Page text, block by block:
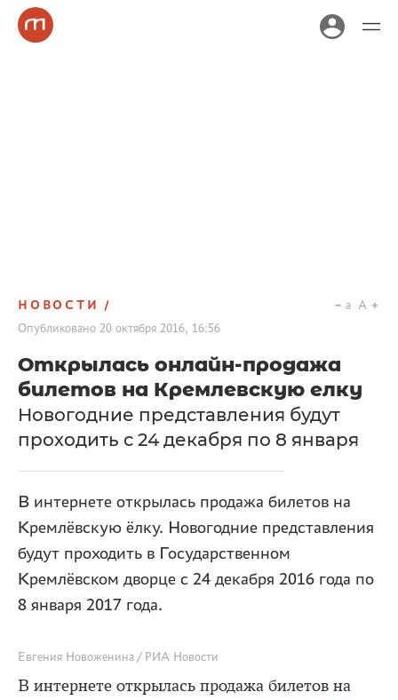
НОВОСТИ
Опубликовано 20 октября 2016, 16:56
a A
Открылась онлайн-продажа
билетов на Кремлевскую елку
Новогодние представления будут
проходить с 24 декабря по 8 января
В интернете открылась продажа билетов на
Кремлёвскую ёлку. Новогодние представления
будут проходить в Государственном
Кремлёвском дворце с 24 декабря 2016 года по
8 января 2017 года.
Евгения Новоженина / РИА Новости
В интернете открылась продажа билетов на